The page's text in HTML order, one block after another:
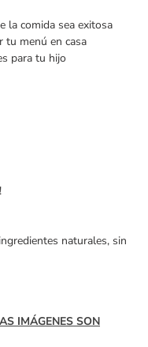
la comida sea exitosa
tu menú en casa
para tu hijo
naturales, sin
IMÁGENES SON